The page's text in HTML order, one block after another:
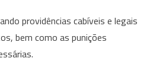
providências cabíveis e legais
bem como as punições